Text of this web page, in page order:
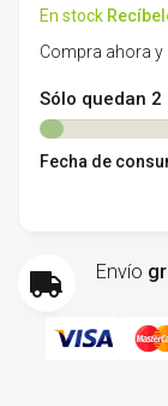
En stock
Compra ahora y
Sólo quedan
Fecha de
Envío